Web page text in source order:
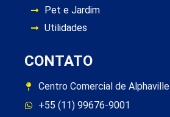
Pet e Jardim
Utilidades
CONTATO
Centro Comercial de Alphaville
+55 (11) 99676-9001